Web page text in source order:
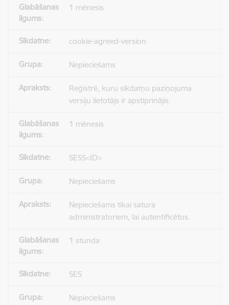
1 mēnesis
cookie-agreed-version
Nepieciešams
Reģistrē, kuru sīkdatņu paziņojuma
versiju lietotājs ir apstiprinājis.
1 mēnesis
SESS<ID>
Nepieciešams
Nepieciešams tikai satura
administratoriem, lai autentificētos.
1 stunda
SES
Nepieciešams